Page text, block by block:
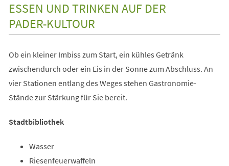
ESSEN UND TRINKEN AUF DER
PADER-KULTOUR
Ob ein kleiner Imbiss zum Start, ein kühles Getränk
zwischendurch oder ein Eis in der Sonne zum Abschluss. An
vier Stationen entlang des Weges stehen Gastronomie-
Stände zur Stärkung für Sie bereit.
Stadtbibliothek
Wasser
Riesenfeuerwaffeln